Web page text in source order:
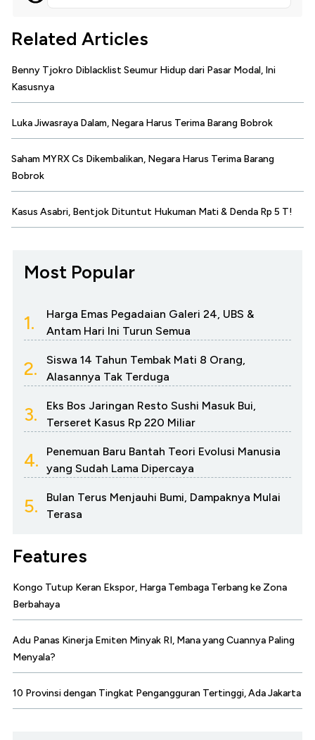
Related Articles
Benny Tjokro Diblacklist Seumur Hidup dari Pasar Modal, Ini
Kasusnya
Luka Jiwasraya Dalam, Negara Harus Terima Barang Bobrok
Saham MYRX Cs Dikembalikan, Negara Harus Terima Barang
Bobrok
Kasus Asabri, Bentjok Dituntut Hukuman Mati & Denda Rp 5 T!
Most Popular
1.
Harga Emas Pegadaian Galeri 24, UBS &
Antam Hari Ini Turun Semua
2.
Siswa 14 Tahun Tembak Mati 8 Orang,
Alasannya Tak Terduga
3.
Eks Bos Jaringan Resto Sushi Masuk Bui,
Terseret Kasus Rp 220 Miliar
4.
Penemuan Baru Bantah Teori Evolusi Manusia
yang Sudah Lama Dipercaya
5.
Bulan Terus Menjauhi Bumi, Dampaknya Mulai
Terasa
Features
Kongo Tutup Keran Ekspor, Harga Tembaga Terbang ke Zona
Berbahaya
Adu Panas Kinerja Emiten Minyak RI, Mana yang Cuannya Paling
Menyala?
10 Provinsi dengan Tingkat Pengangguran Tertinggi, Ada Jakarta